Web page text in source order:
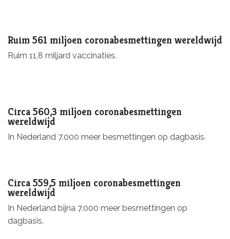
Ruim 561 miljoen coronabesmettingen wereldwijd
Ruim 11,8 miljard vaccinaties.
Circa 560,3 miljoen coronabesmettingen
wereldwijd
In Nederland 7.000 meer besmettingen op dagbasis.
Circa 559,5 miljoen coronabesmettingen
wereldwijd
In Nederland bijna 7.000 meer besmettingen op
dagbasis.